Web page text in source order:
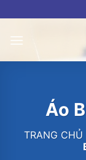
to
content
Áo
TRANG CHỦ